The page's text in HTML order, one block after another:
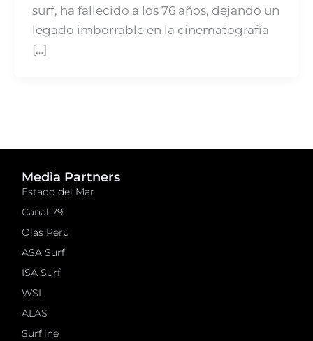
surf, ha fallecido a los 76 años, dejando un
legado imborrable en la cinematografía
[…]
Media Partners
Estado del Mar
Canal 79
Olas Perú
ASA Surf
ISA Surf
WSL
ALAS
Surfline